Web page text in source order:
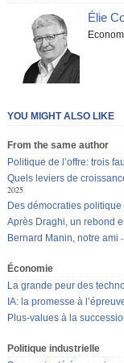
Élie
YOU MIGHT ALSO LIKE
From the same author
Politique de l’offre: trois
Quels leviers de
2025
Des démocraties
Après Draghi, un rebond
Bernard Manin, notre ami
Économie
La grande peur des
IA: la promesse à
Plus-values à la
Politique industrielle